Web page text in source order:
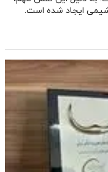
ایجاد شده است.